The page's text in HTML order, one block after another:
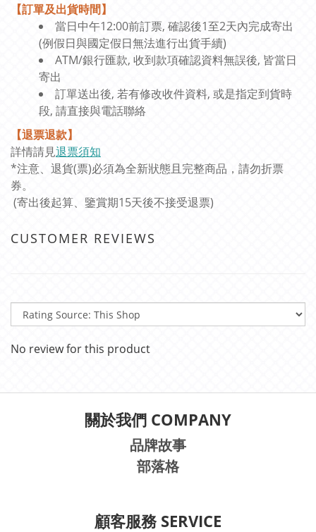
【訂單及出貨時間】
當日中午12:00前訂票, 確認後1至2天內完成寄出
(例假日與國定假日無法進行出貨手續)
ATM/銀行匯款, 收到款項確認資料無誤後, 皆當日
寄出
訂單送出後, 若有修改收件資料, 或是指定到貨時
段, 請直接與電話聯絡
【退票退款】
詳情請見退票須知
*注意、退貨(票)必須為全新狀態且完整商品，請勿折票
券。
(寄出後起算、鑒賞期15天後不接受退票)
CUSTOMER REVIEWS
No review for this product
關於我們 COMPANY
品牌故事
部落格
顧客服務 SERVICE